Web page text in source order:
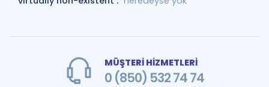
MÜŞTERİ HİZMETLERİ
0 (850) 532 74 74